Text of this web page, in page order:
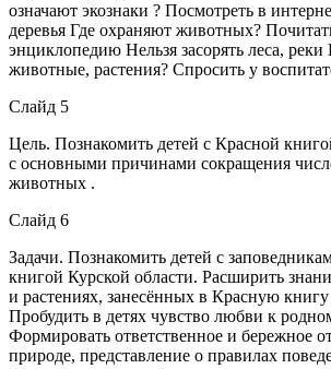
означают экознаки ? Посмотреть в
деревья Где охраняют животных?
энциклопедию Нельзя засорять леса,
животные, растения? Спросить у
Слайд 5
Цель. Познакомить детей с Красной
с основными причинами сокращения
животных .
Слайд 6
Задачи. Познакомить детей с
книгой Курской области. Расширить
и растениях, занесённых в Красную
Пробудить в детях чувство любви к
Формировать ответственное и бережное
природе, представление о правилах